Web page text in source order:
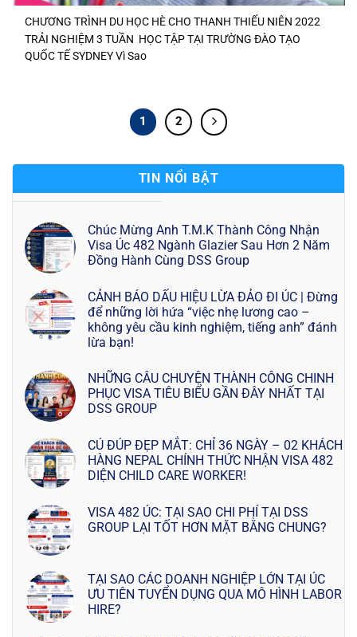
CHƯƠNG TRÌNH DU HỌC HÈ CHO THANH THIẾU NIÊN 2022
TRẢI NGHIỆM 3 TUẦN HỌC TẬP TẠI TRƯỜNG ĐÀO TẠO
QUỐC TẾ SYDNEY Vì Sao
1 2
TIN NỔI BẬT
Chúc Mừng Anh T.M.K Thành Công Nhận
Visa Úc 482 Ngành Glazier Sau Hơn 2 Năm
Đồng Hành Cùng DSS Group
CẢNH BÁO DẤU HIỆU LỪA ĐẢO ĐI ÚC | Đừng
để những lời hứa “việc nhẹ lương cao –
không yêu cầu kinh nghiệm, tiếng anh” đánh
lừa bạn!
NHỮNG CÂU CHUYỆN THÀNH CÔNG CHINH
PHỤC VISA TIÊU BIỂU GẦN ĐÂY NHẤT TẠI
DSS GROUP
CÚ ĐÚP ĐẸP MẮT: CHỈ 36 NGÀY – 02 KHÁCH
HÀNG NEPAL CHÍNH THỨC NHẬN VISA 482
DIỆN CHILD CARE WORKER!
VISA 482 ÚC: TẠI SAO CHI PHÍ TẠI DSS
GROUP LẠI TỐT HƠN MẶT BẰNG CHUNG?
TẠI SAO CÁC DOANH NGHIỆP LỚN TẠI ÚC
ƯU TIÊN TUYỂN DỤNG QUA MÔ HÌNH LABOR
HIRE?